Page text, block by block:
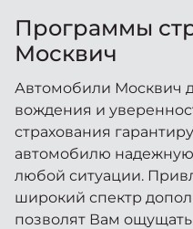
от
от
Кредитные программы
Спецпредложения
Калькулятор трейд-ин
Моторное масло
СЕРВИСНЫЕ АКЦИИ
АКСЕССУАРЫ
КОНТАКТЫ
Программы
Москвич
Автомобили Москвич
вождения и
страхования
автомобилю
любой ситуации.
широкий спектр
позволят Вам ощущать